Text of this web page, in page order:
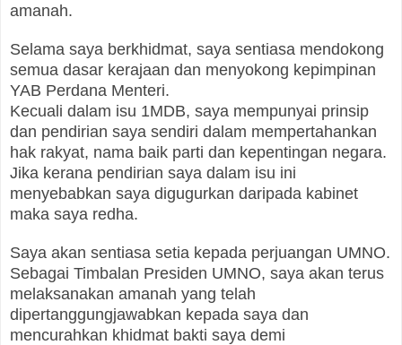
amanah.
Selama saya berkhidmat, saya sentiasa mendokong
semua dasar kerajaan dan menyokong kepimpinan
YAB Perdana Menteri.
Kecuali dalam isu 1MDB, saya mempunyai prinsip
dan pendirian saya sendiri dalam mempertahankan
hak rakyat, nama baik parti dan kepentingan negara.
Jika kerana pendirian saya dalam isu ini
menyebabkan saya digugurkan daripada kabinet
maka saya redha.
Saya akan sentiasa setia kepada perjuangan UMNO.
Sebagai Timbalan Presiden UMNO, saya akan terus
melaksanakan amanah yang telah
dipertanggungjawabkan kepada saya dan
mencurahkan khidmat bakti saya demi